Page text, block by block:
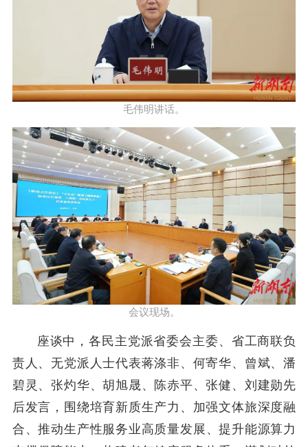
毛伟明讲话。
会议现场。
座谈中，各民主党派省委会主委、省工商联负
责人、无党派人士代表蒋涤非、何寄华、 曾斌、潘
碧灵、张灼华、胡旭晟、 陈赤平、张健、 刘建勋先
后发言，围绕培育新质生产力、 加强文体旅深度融
合 、推动生产性服务业高质量发展 、提升能源算力